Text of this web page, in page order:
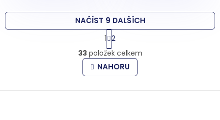
O
v
l
á
a
NAČÍST 9 DALŠÍCH
S
t
r
á
n
k
v
1 2
33položek celkem
NAHORU
Z